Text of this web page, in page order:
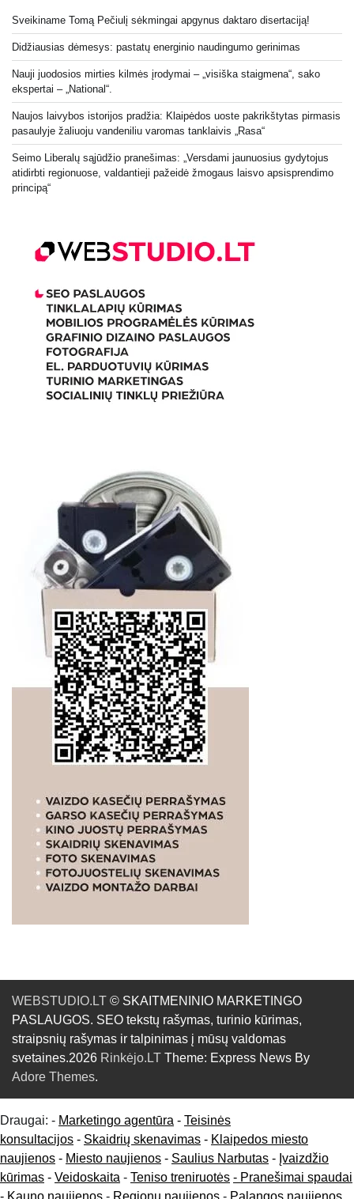
Sveikiname Tomą Pečiulį sėkmingai apgynus daktaro disertaciją!
Didžiausias dėmesys: pastatų energinio naudingumo gerinimas
Nauji juodosios mirties kilmės įrodymai – „visiška staigmena“, sako
ekspertai – „National“.
Naujos laivybos istorijos pradžia: Klaipėdos uoste pakrikštytas pirmasis
pasaulyje žaliuoju vandeniliu varomas tanklaivis „Rasa“
Seimo Liberalų sąjūdžio pranešimas: „Versdami jaunuosius gydytojus
atidirbti regionuose, valdantieji pažeidė žmogaus laisvo apsisprendimo
principą“
WEBSTUDIO.LT © SKAITMENINIO MARKETINGO
PASLAUGOS. SEO tekstų rašymas, turinio kūrimas,
straipsnių rašymas ir talpinimas į mūsų valdomas
svetaines.2026 Rinkėjo.LT Theme: Express News By
Adore Themes.
Draugai: - Marketingo agentūra - Teisinės
konsultacijos - Skaidrių skenavimas - Klaipedos miesto
naujienos - Miesto naujienos - Saulius Narbutas - Įvaizdžio
kūrimas - Veidoskaita - Teniso treniruotės - Pranešimai spaudai
- Kauno naujienos - Regionų naujienos - Palangos naujienos